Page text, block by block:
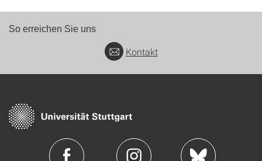
So erreichen Sie uns
Kontakt